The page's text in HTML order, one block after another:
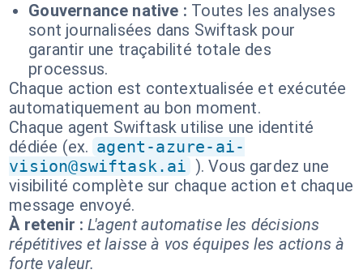
Gouvernance native : Toutes les analyses
sont journalisées dans Swiftask pour
garantir une traçabilité totale des
processus.
Chaque action est contextualisée et exécutée
automatiquement au bon moment.
Chaque agent Swiftask utilise une identité
dédiée (ex. agent-azure-ai-
vision@swiftask.ai ). Vous gardez une
visibilité complète sur chaque action et chaque
message envoyé.
À retenir : L'agent automatise les décisions
répétitives et laisse à vos équipes les actions à
forte valeur.